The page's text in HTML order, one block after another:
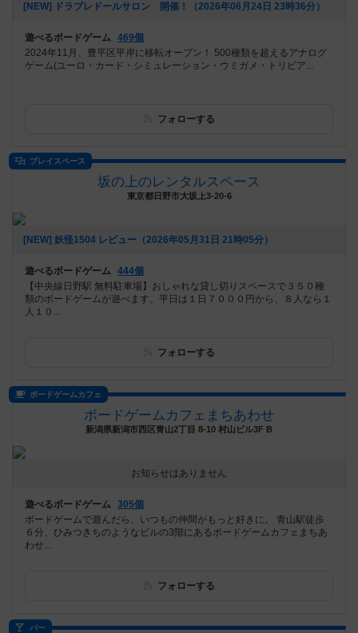
[NEW] ドラブレドールサロン 開催！（2026年06月24日 23時36分）
遊べるボードゲーム 469個
2024年11月、豊平区平岸に移転オープン！ 500種類を超えるアナログ
ゲーム(ユーロ・カード・シミュレーション・ウミガメ・トリビア...
フォローする
プレイスペース
坂の上のレンタルスペース
東京都日野市大坂上3-20-6
[NEW] 妖怪1504 レビュー（2026年05月31日 21時05分）
遊べるボードゲーム 444個
【中央線日野駅 無料駐車場】おしゃれな貸し切りスペースで３５０種
類のボードゲームが遊べます。平日は１日７０００円から、８人なら１
人１０...
フォローする
ボードゲームカフェ
ボードゲームカフェまちあわせ
新潟県新潟市西区青山2丁目 8-10 村山ビル3F B
お知らせはありません
遊べるボードゲーム 305個
ボードゲームで遊んだら、いつもの仲間がもっと好きに。 青山駅徒歩
６分、ひみつきちのようなビルの3階にあるボードゲームカフェまちあ
わせ...
フォローする
バー